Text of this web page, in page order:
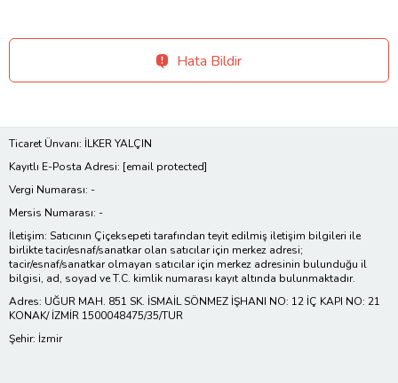
Hata Bildir
Ticaret Ünvanı: İLKER YALÇIN
Kayıtlı E-Posta Adresi: [email protected]
Vergi Numarası: -
Mersis Numarası: -
İletişim: Satıcının Çiçeksepeti tarafından teyit edilmiş iletişim bilgileri ile
birlikte tacir/esnaf/sanatkar olan satıcılar için merkez adresi;
tacir/esnaf/sanatkar olmayan satıcılar için merkez adresinin bulunduğu il
bilgisi, ad, soyad ve T.C. kimlik numarası kayıt altında bulunmaktadır.
Adres: UĞUR MAH. 851 SK. İSMAİL SÖNMEZ İŞHANI NO: 12 İÇ KAPI NO: 21
KONAK/ İZMİR 1500048475/35/TUR
Şehir: İzmir